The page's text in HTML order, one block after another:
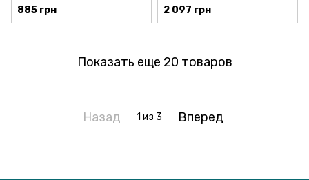
скалеру 5 мест
885 грн 2 097 грн
Показать еще 20 товаров
Назад 1 из 3 Вперед